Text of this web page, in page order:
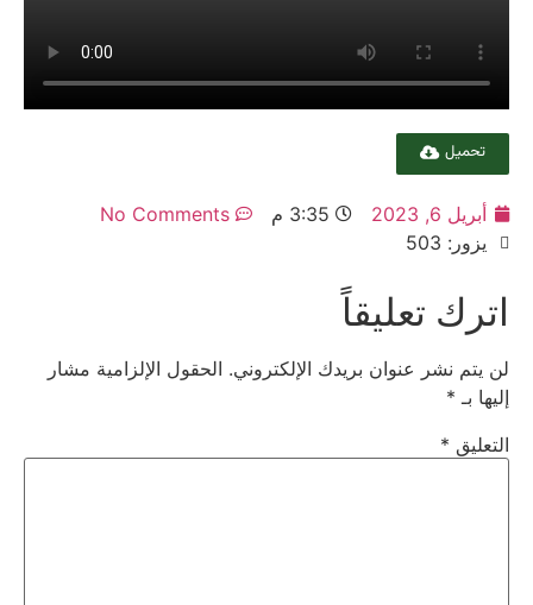
تحميل
أبريل 6, 2023 3:35 م
No Comments
يزور: 503
اترك تعليقاً
لن يتم نشر عنوان بريدك الإلكتروني. الحقول الإلزامية مشار
إليها بـ *
التعليق *